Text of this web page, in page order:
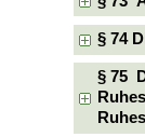
§ 74
§ 75